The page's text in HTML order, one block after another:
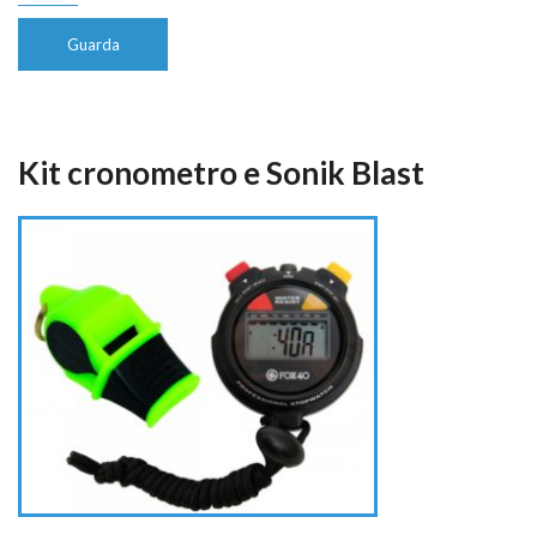
Guarda
Kit cronometro e Sonik Blast